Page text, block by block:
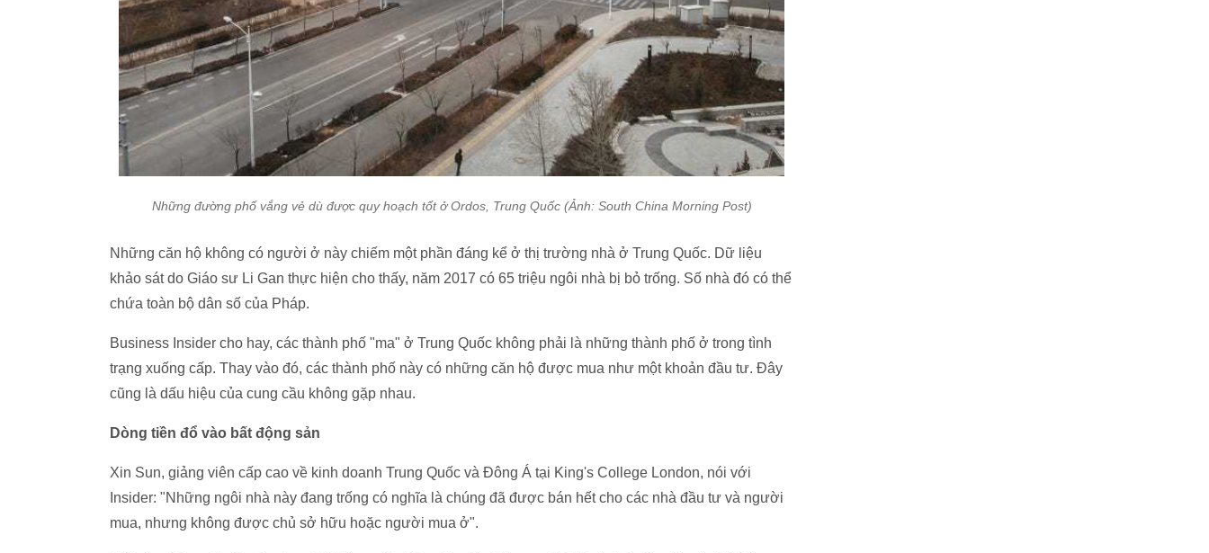
Những đường phố vắng vẻ dù được quy hoạch tốt ở Ordos, Trung Quốc (Ảnh: South China Morning Post)
Những căn hộ không có người ở này chiếm một phần đáng kể ở thị trường nhà ở Trung Quốc. Dữ liệu
khảo sát do Giáo sư Li Gan thực hiện cho thấy, năm 2017 có 65 triệu ngôi nhà bị bỏ trống. Số nhà đó có thể
chứa toàn bộ dân số của Pháp.
Business Insider cho hay, các thành phố "ma" ở Trung Quốc không phải là những thành phố ở trong tình
trạng xuống cấp. Thay vào đó, các thành phố này có những căn hộ được mua như một khoản đầu tư. Đây
cũng là dấu hiệu của cung cầu không gặp nhau.
Dòng tiền đổ vào bất động sản
Xin Sun, giảng viên cấp cao về kinh doanh Trung Quốc và Đông Á tại King's College London, nói với
Insider: "Những ngôi nhà này đang trống có nghĩa là chúng đã được bán hết cho các nhà đầu tư và người
mua, nhưng không được chủ sở hữu hoặc người mua ở".